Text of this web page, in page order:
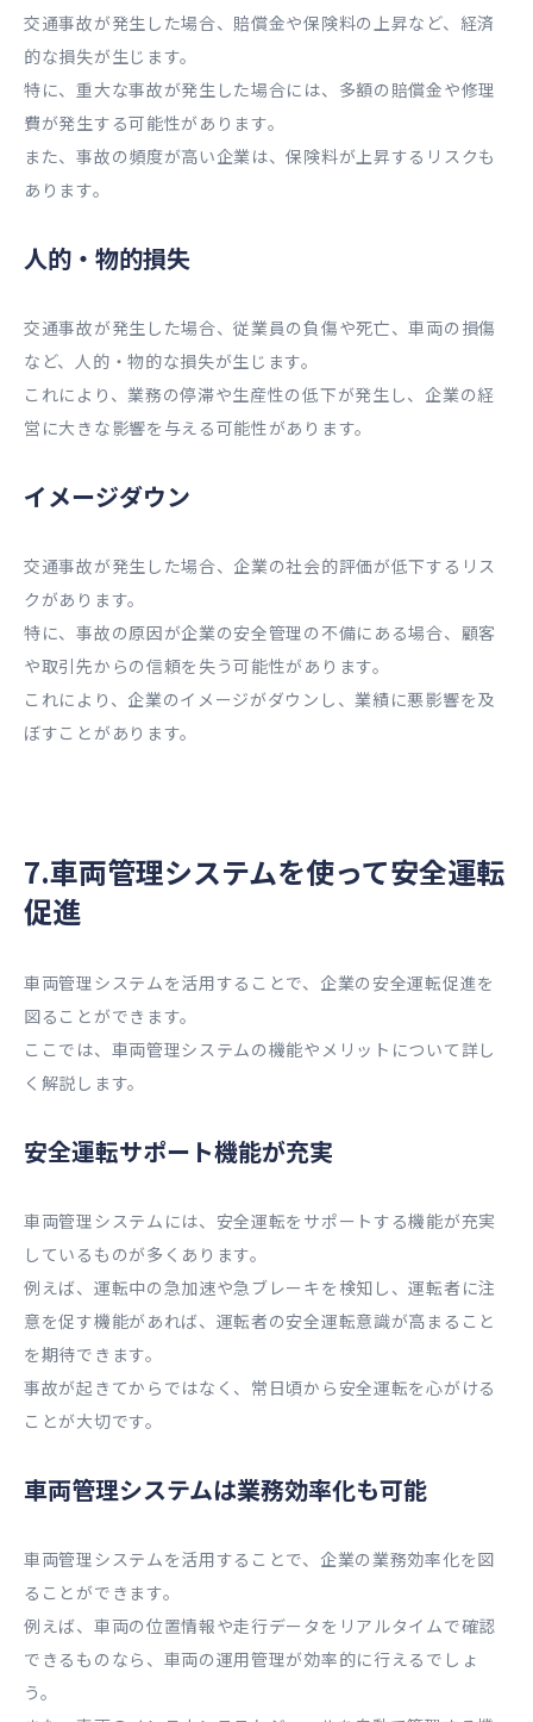
交通事故が発生した場合、賠償金や保険料の上昇など、経済
的な損失が生じます。
特に、重大な事故が発生した場合には、多額の賠償金や修理
費が発生する可能性があります。
また、事故の頻度が高い企業は、保険料が上昇するリスクも
あります。
人的・物的損失
交通事故が発生した場合、従業員の負傷や死亡、車両の損傷
など、人的・物的な損失が生じます。
これにより、業務の停滞や生産性の低下が発生し、企業の経
営に大きな影響を与える可能性があります。
イメージダウン
交通事故が発生した場合、企業の社会的評価が低下するリス
クがあります。
特に、事故の原因が企業の安全管理の不備にある場合、顧客
や取引先からの信頼を失う可能性があります。
これにより、企業のイメージがダウンし、業績に悪影響を及
ぼすことがあります。
7.車両管理システムを使って安全運転
促進
車両管理システムを活用することで、企業の安全運転促進を
図ることができます。
ここでは、車両管理システムの機能やメリットについて詳し
く解説します。
安全運転サポート機能が充実
車両管理システムには、安全運転をサポートする機能が充実
しているものが多くあります。
例えば、運転中の急加速や急ブレーキを検知し、運転者に注
意を促す機能があれば、運転者の安全運転意識が高まること
を期待できます。
事故が起きてからではなく、常日頃から安全運転を心がける
ことが大切です。
車両管理システムは業務効率化も可能
車両管理システムを活用することで、企業の業務効率化を図
ることができます。
例えば、車両の位置情報や走行データをリアルタイムで確認
できるものなら、車両の運用管理が効率的に行えるでしょ
う。